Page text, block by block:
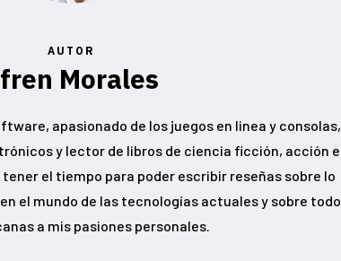
AUTOR
Morales
apasionado de los juegos en linea y consolas,
y lector de libros de ciencia ficción, acción e
el tiempo para poder escribir reseñas sobre lo
el mundo de las tecnologías actuales y sobre todo
a mis pasiones personales.